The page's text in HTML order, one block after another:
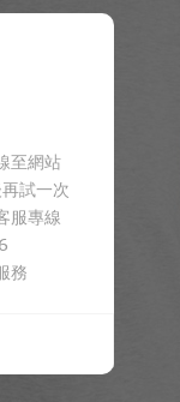
至網站
試一次
服專線
務